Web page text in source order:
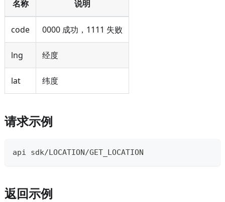
名称 说明
code 0000 成功，1111 失败
lng 经度
lat 纬度
请求示例
api sdk/LOCATION/GET_LOCATION
返回示例